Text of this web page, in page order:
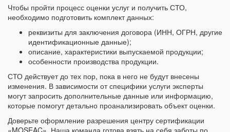
Чтобы пройти процесс оценки услуг и получить СТО,
необходимо подготовить комплект данных:
реквизиты для заключения договора (ИНН, ОГРН, другие
идентификационные данные);
описание, характеристики выпускаемой продукции;
особенности производства продукции.
СТО действует до тех пор, пока в него не будут внесены
изменения. В зависимости от специфики услуги эксперты
могут запросить дополнительные данные или информацию,
которые помогут детально проанализировать объект оценки.
Доверьте оформление разрешения центру сертификации